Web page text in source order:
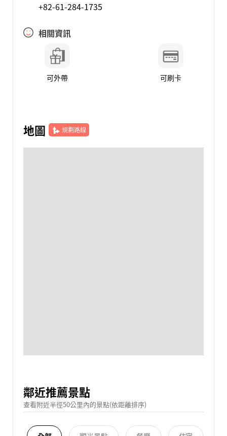
+82-61-284-1735
相關資訊
可外帶 可刷卡
地圖 規劃路線
鄰近推薦景點
查看附近半徑50公里內的景點(依距離排序)